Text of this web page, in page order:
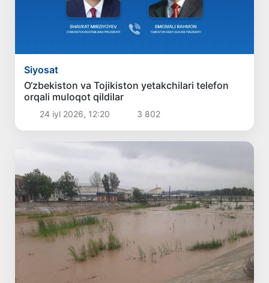
Siyosat
O‘zbekiston va Tojikiston yetakchilari telefon
orqali muloqot qildilar
24 iyl 2026, 12:20 3 802